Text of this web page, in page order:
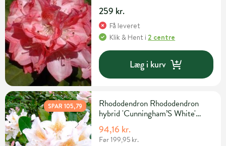
259 kr.
Få leveret
Klik & Hent i2 centre
Læg i kurv
SPAR 105,79
Rhododendron Rhododendron
hybrid 'Cunningham’S White'
H30-40 cm 5 liter potte
94,16 kr.
Før 199,95 kr.